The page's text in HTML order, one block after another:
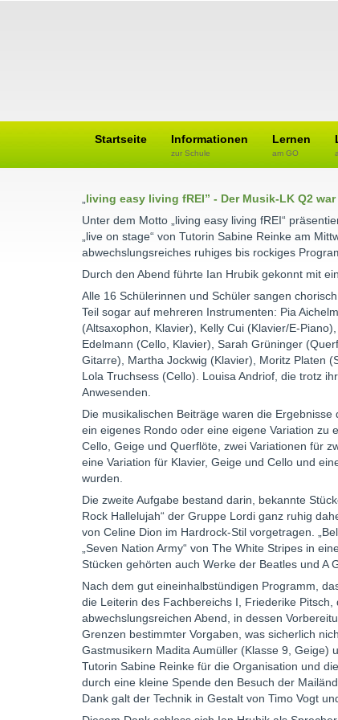
Startseite Informationen
zur Schule
Lernen
am GO
living easy living fREI” - Der Musik-LK Q2 war
Unter dem Motto „living easy living fREI“
„live on stage“ von Tutorin Sabine Reinke am
abwechslungsreiches ruhiges bis rockiges
Durch den Abend führte Ian Hrubik gekonnt mit
Alle 16 Schülerinnen und Schüler sangen
Teil sogar auf mehreren Instrumenten: Pia
(Altsaxophon, Klavier), Kelly Cui (Klavier/E-
Edelmann (Cello, Klavier), Sarah Grüninger
Gitarre), Martha Jockwig (Klavier), Moritz Platen
Lola Truchsess (Cello). Louisa Andriof, die trotz
Anwesenden.
Die musikalischen Beiträge waren die
ein eigenes Rondo oder eine eigene Variation zu
Cello, Geige und Querflöte, zwei Variationen für
eine Variation für Klavier, Geige und Cello und
wurden.
Die zweite Aufgabe bestand darin, bekannte
Rock Hallelujah“ der Gruppe Lordi ganz ruhig
von Celine Dion im Hardrock-Stil vorgetragen.
„Seven Nation Army“ von The White Stripes in
Stücken gehörten auch Werke der Beatles und A
Nach dem gut eineinhalbstündigen Programm,
die Leiterin des Fachbereichs I, Friederike
abwechslungsreichen Abend, in dessen
Grenzen bestimmter Vorgaben, was sicherlich
Gastmusikern Madita Aumüller (Klasse 9, Geige)
Tutorin Sabine Reinke für die Organisation und
durch eine kleine Spende den Besuch der
Dank galt der Technik in Gestalt von Timo Vogt